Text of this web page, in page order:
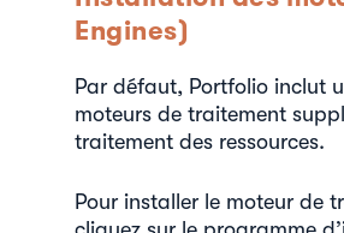
Engines)
Par défaut, Portfolio inclut
moteurs de traitement
traitement des ressources.
Pour installer le moteur de